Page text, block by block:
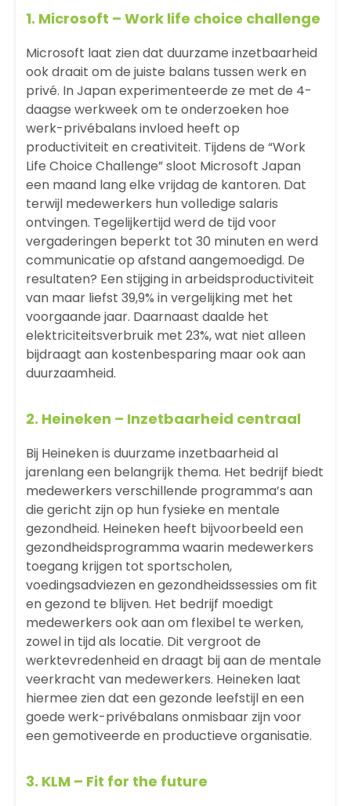
1. Microsoft – Work life choice challenge
Microsoft laat zien dat duurzame inzetbaarheid
ook draait om de juiste balans tussen werk en
privé. In Japan experimenteerde ze met de 4-
daagse werkweek om te onderzoeken hoe
werk-privébalans invloed heeft op
productiviteit en creativiteit. Tijdens de “Work
Life Choice Challenge” sloot Microsoft Japan
een maand lang elke vrijdag de kantoren. Dat
terwijl medewerkers hun volledige salaris
ontvingen. Tegelijkertijd werd de tijd voor
vergaderingen beperkt tot 30 minuten en werd
communicatie op afstand aangemoedigd. De
resultaten? Een stijging in arbeidsproductiviteit
van maar liefst 39,9% in vergelijking met het
voorgaande jaar. Daarnaast daalde het
elektriciteitsverbruik met 23%, wat niet alleen
bijdraagt aan kostenbesparing maar ook aan
duurzaamheid.
2. Heineken – Inzetbaarheid centraal
Bij Heineken is duurzame inzetbaarheid al
jarenlang een belangrijk thema. Het bedrijf biedt
medewerkers verschillende programma’s aan
die gericht zijn op hun fysieke en mentale
gezondheid. Heineken heeft bijvoorbeeld een
gezondheidsprogramma waarin medewerkers
toegang krijgen tot sportscholen,
voedingsadviezen en gezondheidssessies om fit
en gezond te blijven. Het bedrijf moedigt
medewerkers ook aan om flexibel te werken,
zowel in tijd als locatie. Dit vergroot de
werktevredenheid en draagt bij aan de mentale
veerkracht van medewerkers. Heineken laat
hiermee zien dat een gezonde leefstijl en een
goede werk-privébalans onmisbaar zijn voor
een gemotiveerde en productieve organisatie.
3. KLM – Fit for the future